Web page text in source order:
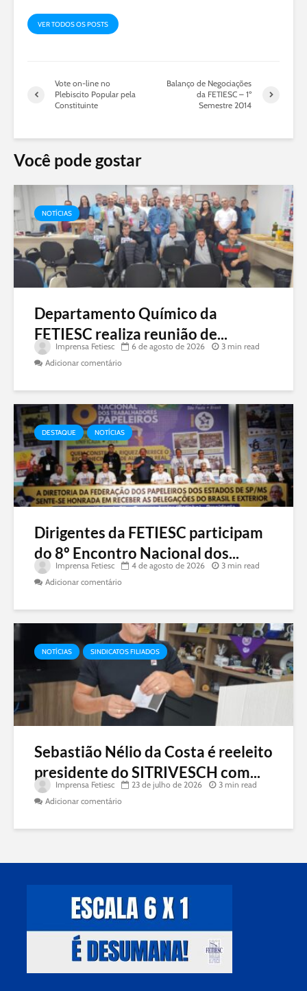
VER TODOS OS POSTS
Vote on-line no
Plebiscito Popular pela
Constituinte
Balanço de Negociações
da FETIESC – 1º
Semestre 2014
Você pode gostar
NOTÍCIAS
Departamento Químico da
FETIESC realiza reunião de...
Imprensa Fetiesc 6 de agosto de 2026
3 min read
Adicionar comentário
DESTAQUE NOTÍCIAS
Dirigentes da FETIESC participam
do 8º Encontro Nacional dos...
Imprensa Fetiesc 4 de agosto de 2026
3 min read
Adicionar comentário
NOTÍCIAS SINDICATOS FILIADOS
Sebastião Nélio da Costa é reeleito
presidente do SITRIVESCH com...
Imprensa Fetiesc 23 de julho de 2026
3 min read
Adicionar comentário